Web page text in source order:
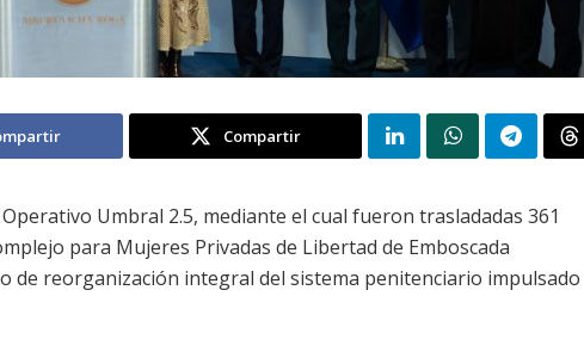
Compartir
Umbral 2.5, mediante el cual fueron trasladadas 361
para Mujeres Privadas de Libertad de Emboscada
de reorganización integral del sistema penitenciario impulsado